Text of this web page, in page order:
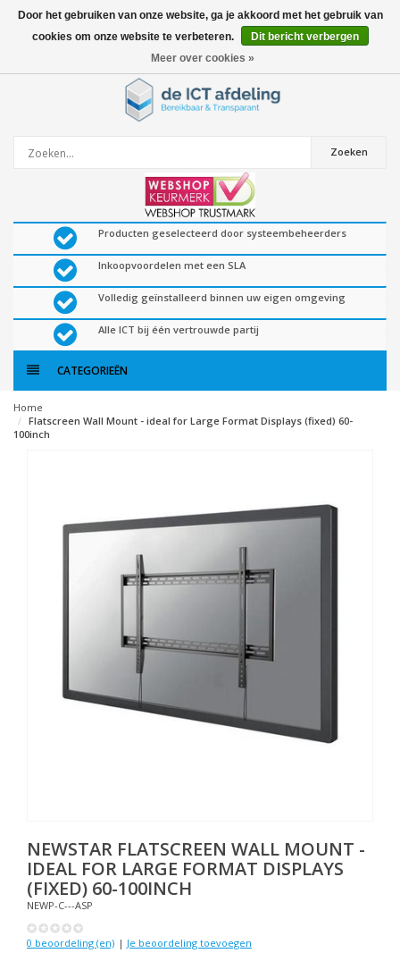
0artikelen
Zoeken
Producten geselecteerd door systeembeheerders
Inkoopvoordelen met een SLA
Volledig geïnstalleerd binnen uw eigen omgeving
Alle ICT bij één vertrouwde partij
CATEGORIEËN
Home
Flatscreen Wall Mount - ideal for Large Format Displays (fixed) 60-
100inch
NEWSTAR FLATSCREEN WALL MOUNT -
IDEAL FOR LARGE FORMAT DISPLAYS
(FIXED) 60-100INCH
NEWP-C---ASP
0 beoordeling (en) | Je beoordeling toevoegen
Door het gebruiken van onze website, ga je akkoord met het gebruik van
cookies om onze website te verbeteren.
Dit bericht verbergen
Meer over cookies »